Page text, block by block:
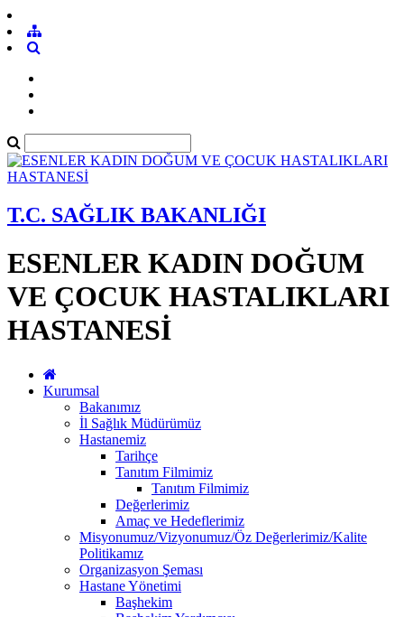
T.C. SAĞLIK BAKANLIĞI
ESENLER KADIN DOĞUM
VE ÇOCUK HASTALIKLARI
HASTANESİ
Kurumsal
Bakanımız
İl Sağlık Müdürümüz
Hastanemiz
Tarihçe
Tanıtım Filmimiz
Tanıtım Filmimiz
Değerlerimiz
Amaç ve Hedeflerimiz
Misyonumuz/Vizyonumuz/Öz Değerlerimiz/Kalite
Politikamız
Organizasyon Şeması
Hastane Yönetimi
Başhekim